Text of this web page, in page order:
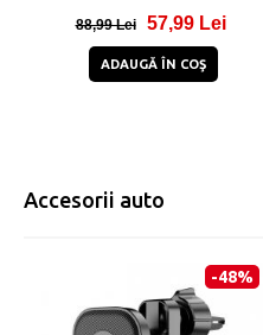
88,99 Lei 57,99 Lei
ADAUGĂ ÎN COŞ
Accesorii auto
-48%